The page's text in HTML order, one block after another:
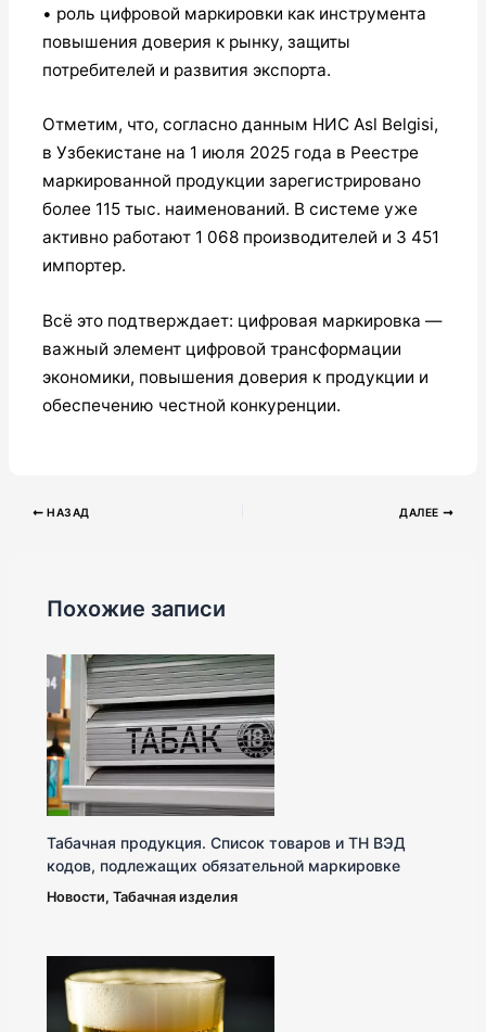
• роль цифровой маркировки как инструмента
повышения доверия к рынку, защиты
потребителей и развития экспорта.
Отметим, что, согласно данным НИС Asl Belgisi,
в Узбекистане на 1 июля 2025 года в Реестре
маркированной продукции зарегистрировано
более 115 тыс. наименований. В системе уже
активно работают 1 068 производителей и 3 451
импортер.
Всё это подтверждает: цифровая маркировка —
важный элемент цифровой трансформации
экономики, повышения доверия к продукции и
обеспечению честной конкуренции.
НАЗАД ДАЛЕЕ
Похожие записи
Табачная продукция. Список товаров и ТН ВЭД
кодов, подлежащих обязательной маркировке
Новости, Табачная изделия